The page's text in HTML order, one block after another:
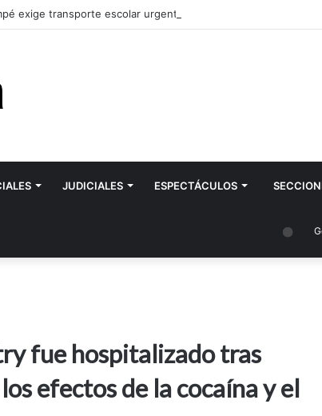
exige transporte escolar urgente para la ESRN 106 de
JUDICIALES ESPECTÁCULOS
fue hospitalizado tras
efectos de la cocaína y el